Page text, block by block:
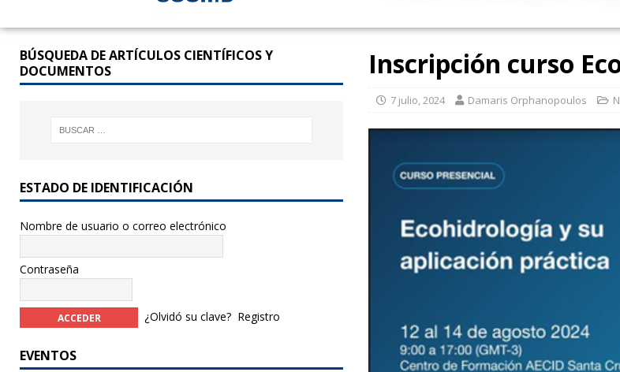
Inscripción curso
7 julio, 2024 Damaris Orphanopoulos
BÚSQUEDA DE ARTÍCULOS CIENTÍFICOS Y
DOCUMENTOS
ESTADO DE IDENTIFICACIÓN
Nombre de usuario o correo electrónico
Contraseña
¿Olvidó su clave? Registro
EVENTOS